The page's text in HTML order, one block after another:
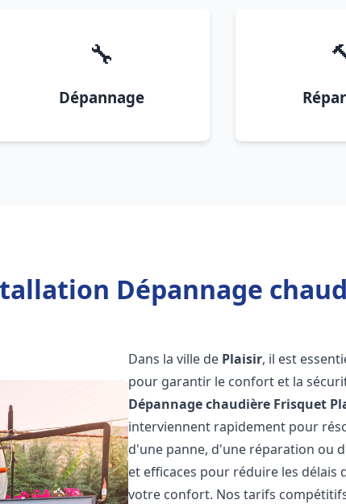
🔧
Dépannage
Dépannage
Dans la ville de Plaisir, il est
pour garantir le confort et la
Dépannage chaudière Frisquet
interviennent rapidement pour
d'une panne, d'une réparation ou
et efficaces pour réduire les
votre confort. Nos tarifs